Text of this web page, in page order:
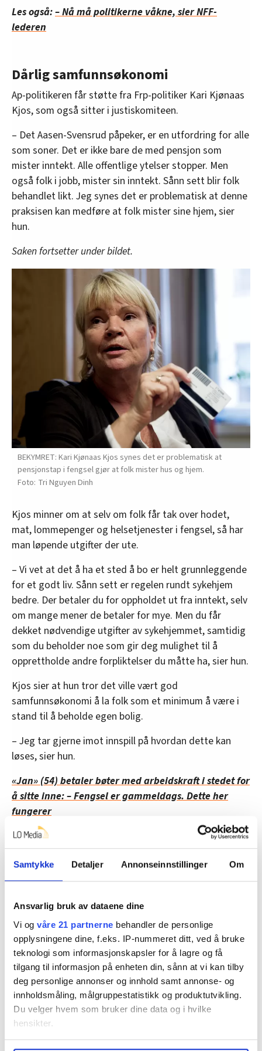
Samtykke Detaljer Annonseinnstillinger Om
Ansvarlig bruk av dataene dine
Vi og våre 21 partnerne behandler de personlige
opplysningene dine, f.eks. IP-nummeret ditt, ved å bruke
teknologi som informasjonskapsler for å lagre og få
tilgang til informasjon på enheten din, sånn at vi kan tilby
deg personlige annonser og innhold samt annonse- og
innholdsmåling, målgruppestatistikk og produktutvikling.
Du velger hvem som bruker dine data og i hvilke
hensikter.
Les også:– Nå må politikerne våkne, sier NFF-
lederen
Dårlig samfunnsøkonomi
Ap-politikeren får støtte fra Frp-politiker Kari Kjønaas
Kjos, som også sitter i justiskomiteen.
– Det Aasen-Svensrud påpeker, er en utfordring for alle
som soner. Det er ikke bare de med pensjon som
mister inntekt. Alle offentlige ytelser stopper. Men
også folk i jobb, mister sin inntekt. Sånn sett blir folk
behandlet likt. Jeg synes det er problematisk at denne
praksisen kan medføre at folk mister sine hjem, sier
hun.
Saken fortsetter under bildet.
BEKYMRET: Kari Kjønaas Kjos synes det er problematisk at
pensjonstap i fengsel gjør at folk mister hus og hjem.
Tri Nguyen Dinh
Kjos minner om at selv om folk får tak over hodet,
mat, lommepenger og helsetjenester i fengsel, så har
man løpende utgifter der ute.
– Vi vet at det å ha et sted å bo er helt grunnleggende
for et godt liv. Sånn sett er regelen rundt sykehjem
bedre. Der betaler du for oppholdet ut fra inntekt, selv
om mange mener de betaler for mye. Men du får
dekket nødvendige utgifter av sykehjemmet, samtidig
som du beholder noe som gir deg mulighet til å
opprettholde andre forpliktelser du måtte ha, sier hun.
Kjos sier at hun tror det ville vært god
samfunnsøkonomi å la folk som et minimum å være i
stand til å beholde egen bolig.
– Jeg tar gjerne imot innspill på hvordan dette kan
løses, sier hun.
«Jan» (54) betaler bøter med arbeidskraft i stedet for
å sitte inne: – Fengsel er gammeldags. Dette her
fungerer
– Kriminalitet skal aldri lønne seg
Stortingsrepresentant Frida Melvær (H) mener dagens
– Det er en logikk i at en innsett som får dekt alle
utgifter til opphold og kost og i tillegg mottar litt
penger til personlig bruk under soninga, ikke samtidig
kan beholde offentlige trygdeytelser, sier Melvær.
Saken fortsetter under bildet.